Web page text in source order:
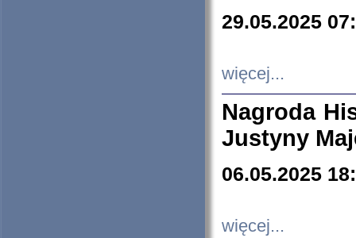
29.05.2025
więcej...
Nagroda
Justyny
06.05.2025
więcej...